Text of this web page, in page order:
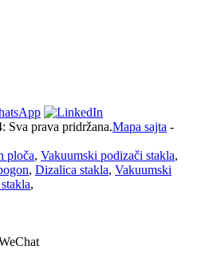
Sva prava pridržana.Mapa sajta -
ploča, Vakuumski podizači stakla,
, Dizalica stakla, Vakuumski
,